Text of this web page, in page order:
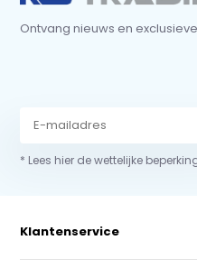
Ontvang nieuws en
* Lees hier de wettelijke
Klantenservice